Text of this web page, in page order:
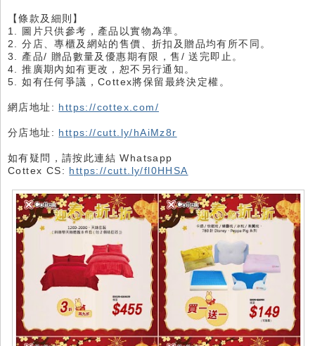
【條款及細則】
1. 圖片只供參考，產品以實物為準。
2. 分店、專櫃及網站的售價、折扣及贈品均有所不同。
3. 產品/ 贈品數量及優惠期有限，售/ 送完即止。
4. 推廣期內如有更改，恕不另行通知。
5. 如有任何爭議，Cottex將保留最終決定權。
網店地址: https://cottex.com/
分店地址: https://cutt.ly/hAiMz8r
如有疑問，請按此連結 Whatsapp
Cottex CS: https://cutt.ly/fl0HHSA